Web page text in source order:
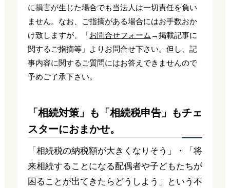
に損害が生じた場合でも当法人は一切責任を負い
ません。なお、ご指摘がある場合にはお手数おか
け致しますが、「お問合せフォーム →掲載記事に
関するご指摘等」よりお問合せ下さい。但し、記
事内容に関するご質問にはお答えできませんので
予めご了承下さい。
「相続対策」も「相続税申告」もチェ
スターにおまかせ。
「相続税の納税額が大きくなりそう」・「将
来相続することになる配偶者や子どもたちが
困ることが出てきたらどうしよう」という不